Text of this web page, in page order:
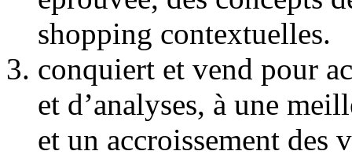
shopping contextuelles.
conquiert et vend pour
et d’analyses, à une
et un accroissement des